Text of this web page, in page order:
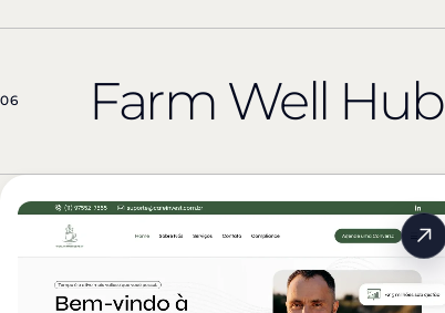
06 Farm Well Hub